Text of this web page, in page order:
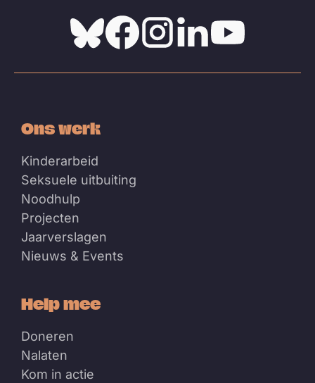
Ons werk
Kinderarbeid
Seksuele uitbuiting
Noodhulp
Projecten
Jaarverslagen
Nieuws & Events
Help mee
Doneren
Nalaten
Kom in actie